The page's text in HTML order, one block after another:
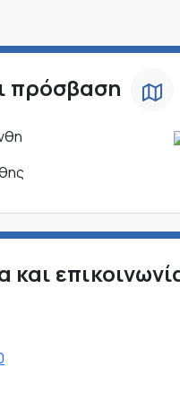
πρόσβαση